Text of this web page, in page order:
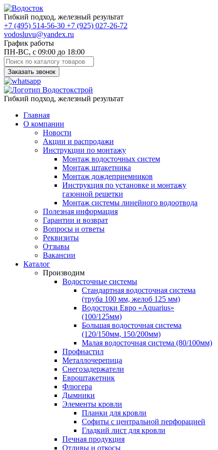
Гибкий подход, железный результат
+7 (495) 514-56-30 +7 (925) 027-26-72
vodosluvu@yandex.ru
График работы
ПН-ВС, с 09:00 до 18:00
Заказать звонок
Гибкий подход, железный результат
Главная
О компании
Новости
Акции и распродажи
Инструкции по монтажу
Монтаж водосточных систем
Монтаж штакетника
Монтаж дождеприемников
Инструкция по установке и монтажу
газонной решетки
Монтаж системы линейного водоотвода
Полезная информация
Гарантии и возврат
Вопросы и ответы
Реквизиты
Отзывы
Вакансии
Каталог
Производим
Водосточные системы
Стандартная водосточная система
(труба 100 мм, желоб 125 мм)
Водостоки Евро «Aquarius»
(100/125мм)
Большая водосточная система
(120/150мм, 150/200мм)
Малая водосточная система (80/100мм)
Профнастил
Металлочерепица
Снегозадержатели
Евроштакетник
Флюгера
Дымники
Элементы кровли
Планки для кровли
Софиты с центральной перфорацией
Гладкий лист для кровли
Печная продукция
Отливы и откосы